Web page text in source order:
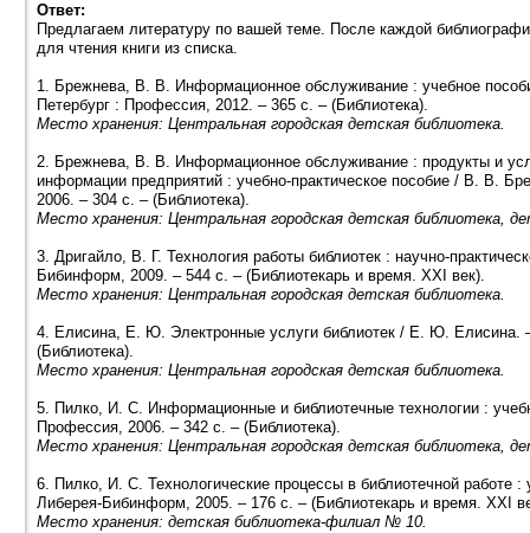
Ответ:
Предлагаем литературу по вашей теме. После каждой
для чтения книги из списка.
1. Брежнева, В. В. Информационное обслуживание : учебное
Петербург : Профессия, 2012. – 365 с. – (Библиотека).
Место хранения: Центральная городская детская библиотека.
2. Брежнева, В. В. Информационное обслуживание : продукты и
информации предприятий : учебно-практическое пособие / В. В.
2006. – 304 с. – (Библиотека).
Место хранения: Центральная городская детская библиотека,
3. Дригайло, В. Г. Технология работы библиотек : научно-
Бибинформ, 2009. – 544 с. – (Библиотекарь и время. XXI век).
Место хранения: Центральная городская детская библиотека.
4. Елисина, Е. Ю. Электронные услуги библиотек / Е. Ю. Елисина.
(Библиотека).
Место хранения: Центральная городская детская библиотека.
5. Пилко, И. С. Информационные и библиотечные технологии :
Профессия, 2006. – 342 с. – (Библиотека).
Место хранения: Центральная городская детская библиотека,
6. Пилко, И. С. Технологические процессы в библиотечной
Либерея-Бибинформ, 2005. – 176 с. – (Библиотекарь и время. XXI
Место хранения: детская библиотека-филиал № 10.